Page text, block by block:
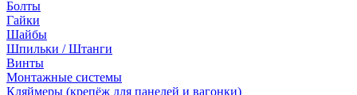
Болты
Гайки
Шайбы
Шпильки / Штанги
Винты
Монтажные системы
Кляймеры (крепёж для панелей и вагонки)